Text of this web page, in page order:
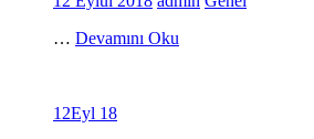
… Devamını Oku
12Eyl 18